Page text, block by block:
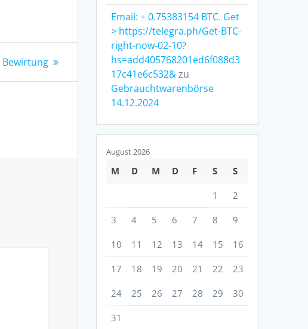
Next
Bewirtung
Email: + 0.75383154 BTC. Get
> https://telegra.ph/Get-BTC-
right-now-02-10?
hs=add405768201ed6f088d3
17c41e6c532&zu
Gebrauchtwarenbörse
14.12.2024
August 2026
M D M D F S S
1 2
3 4 5 6 7 8 9
10 11 12 13 14 15 16
17 18 19 20 21 22 23
24 25 26 27 28 29 30
31